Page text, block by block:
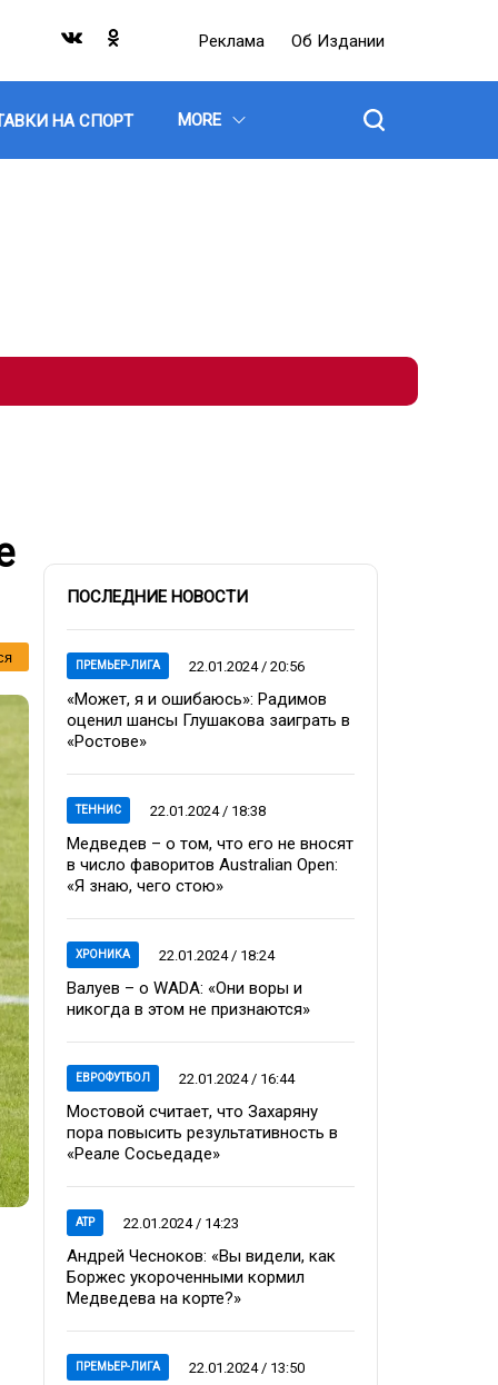
Реклама Об Издании
НА СПОРТ MORE
ПОСЛЕДНИЕ НОВОСТИ
ПРЕМЬЕР-ЛИГА 22.01.2024 / 20:56
«Может, я и ошибаюсь»: Радимов
оценил шансы Глушакова заиграть в
«Ростове»
ТЕННИС 22.01.2024 / 18:38
Медведев – о том, что его не вносят
в число фаворитов Australian Open:
«Я знаю, чего стою»
ХРОНИКА 22.01.2024 / 18:24
Валуев – о WADA: «Они воры и
никогда в этом не признаются»
ЕВРОФУТБОЛ 22.01.2024 / 16:44
Мостовой считает, что Захаряну
пора повысить результативность в
«Реале Сосьедаде»
ATP 22.01.2024 / 14:23
Андрей Чесноков: «Вы видели, как
Боржес укороченными кормил
Медведева на корте?»
ПРЕМЬЕР-ЛИГА 22.01.2024 / 13:50